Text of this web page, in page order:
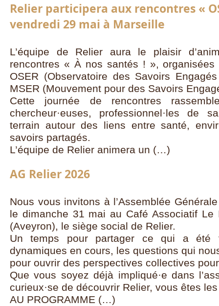
Relier participera aux rencontres «
vendredi 29 mai à Marseille
L’équipe de Relier aura le plaisir
rencontres « À nos santés ! »,
OSER (Observatoire des Savoirs
MSER (Mouvement pour des Savoirs
Cette journée de rencontres
chercheur·euses, professionnel·les de
terrain autour des liens entre santé,
savoirs partagés.
L’équipe de Relier animera un (…)
AG Relier 2026
Nous vous invitons à l’Assemblée
le dimanche 31 mai au Café Associatif Le
(Aveyron), le siège social de Relier.
Un temps pour partager ce qui a été
dynamiques en cours, les questions qui
pour ouvrir des perspectives collectives
Que vous soyez déjà impliqué·e dans
curieux·se de découvrir Relier, vous êtes
AU PROGRAMME (…)